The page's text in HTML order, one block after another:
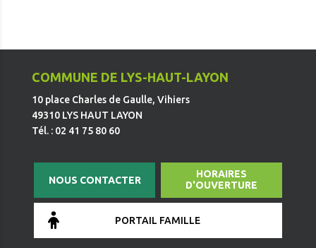
COMMUNE DE LYS-HAUT-LAYON
10 place Charles de Gaulle, Vihiers
49310 LYS HAUT LAYON
Tél. : 02 41 75 80 60
NOUS CONTACTER
HORAIRES
D'OUVERTURE
PORTAIL FAMILLE